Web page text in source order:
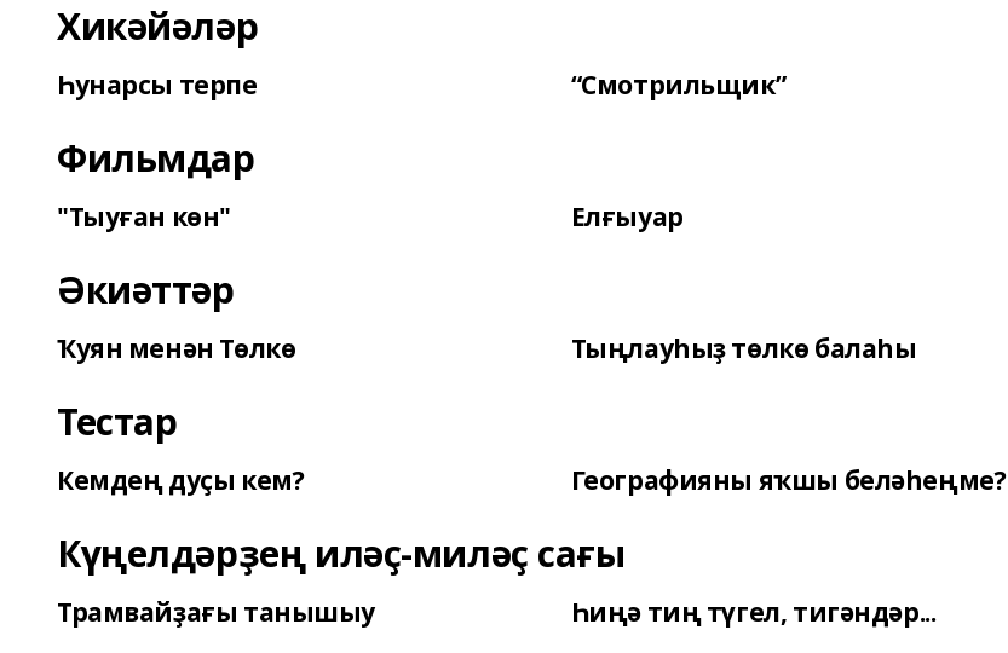
Хикәйәләр
Һунарсы терпе “Смотрильщик”
Фильмдар
"Тыуған көн" Елғыуар
Әкиәттәр
Ҡуян менән Төлкө Тыңлауһыҙ төлкө балаһы
Тестар
Кемдең дуҫы кем? Географияны яҡшы беләһеңме?
Күңелдәрҙең иләҫ-миләҫ сағы
Трамвайҙағы танышыу Һиңә тиң түгел, тигәндәр...